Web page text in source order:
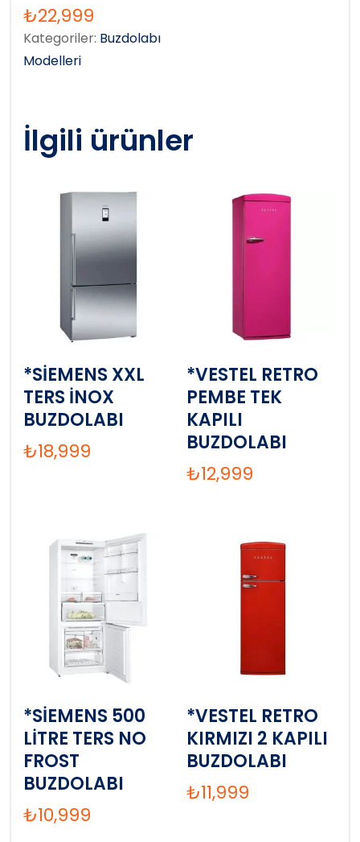
₺22,999
Kategoriler: Buzdolabı
Modelleri
İlgili ürünler
*SİEMENS XXL
TERS İNOX
BUZDOLABI
₺18,999
*VESTEL RETRO
PEMBE TEK
KAPILI
BUZDOLABI
₺12,999
*SİEMENS 500
LİTRE TERS NO
FROST
BUZDOLABI
₺10,999
*VESTEL RETRO
KIRMIZI 2 KAPILI
BUZDOLABI
₺11,999